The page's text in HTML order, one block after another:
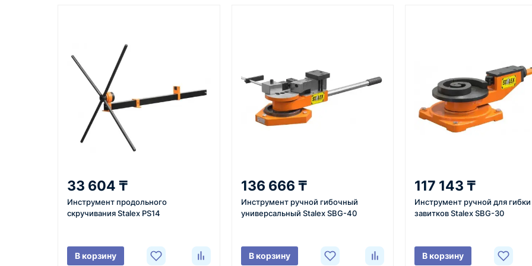
города и регионы
Как оформить заказ
Оставьте заявку на сайте,
по телефону или через
форму обратного звонка.
Менеджер связывается с
вами, уточняет
характеристики товара,
город доставки и условия
рассчитываем стоимость
товара и
принимаем
33 604 ₸
Инструмент продольного
скручивания Stalex PS14
В корзину
136 666 ₸
Инструмент ручной гибочный
универсальный Stalex SBG-40
В корзину
117 143 ₸
Инструмент ручной для гибки
завитков Stalex SBG-30
В корзину